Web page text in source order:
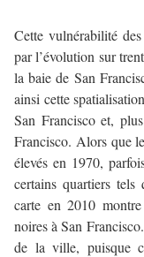
Cette vulnérabilité
par l’évolution sur
la baie de San
ainsi cette
San Francisco et,
Francisco. Alors que
élevés en 1970,
certains quartiers
carte en 2010
noires à San
de la ville, puisque